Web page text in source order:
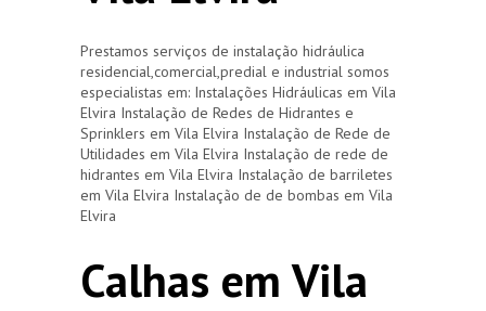
Prestamos serviços de instalação hidráulica
residencial,comercial,predial e industrial somos
especialistas em: Instalações Hidráulicas em Vila
Elvira Instalação de Redes de Hidrantes e
Sprinklers em Vila Elvira Instalação de Rede de
Utilidades em Vila Elvira Instalação de rede de
hidrantes em Vila Elvira Instalação de barriletes
em Vila Elvira Instalação de de bombas em Vila
Elvira
Calhas em Vila